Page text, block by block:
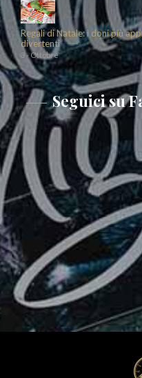
Regali di Natale: i doni più
divertenti
3 - Ottobre
Seguici su